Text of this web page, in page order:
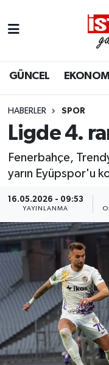
GÜNCEL EKONOMİ
HABERLER SPOR
Ligde 4.
Fenerbahçe,
yarın Eyüpspor'u
16.05.2026 - 09:53
YAYINLANMA
EKONOMİ
İSTANBUL
DÜNYA
SPOR
MAGAZİN
KÜLTÜR SANAT
SAĞLIK
BİLİM VE
OTOMOBİL
KURUMSAL
Nöbetçi
Hava Durumu
Trafik Durumu
Süper Lig Puan
Tüm Manşetler
Son Dakika
Haber Arşivi